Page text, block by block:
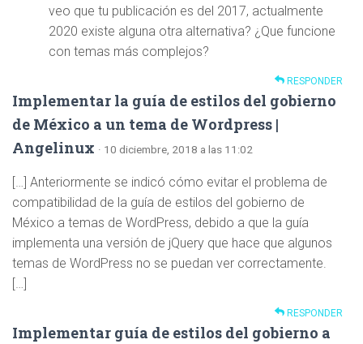
veo que tu publicación es del 2017, actualmente
2020 existe alguna otra alternativa? ¿Que funcione
con temas más complejos?
RESPONDER
Implementar la guía de estilos del gobierno
de México a un tema de Wordpress |
Angelinux · 10 diciembre, 2018 a las 11:02
[…] Anteriormente se indicó cómo evitar el problema de
compatibilidad de la guía de estilos del gobierno de
México a temas de WordPress, debido a que la guía
implementa una versión de jQuery que hace que algunos
temas de WordPress no se puedan ver correctamente.
[…]
RESPONDER
Implementar guía de estilos del gobierno a